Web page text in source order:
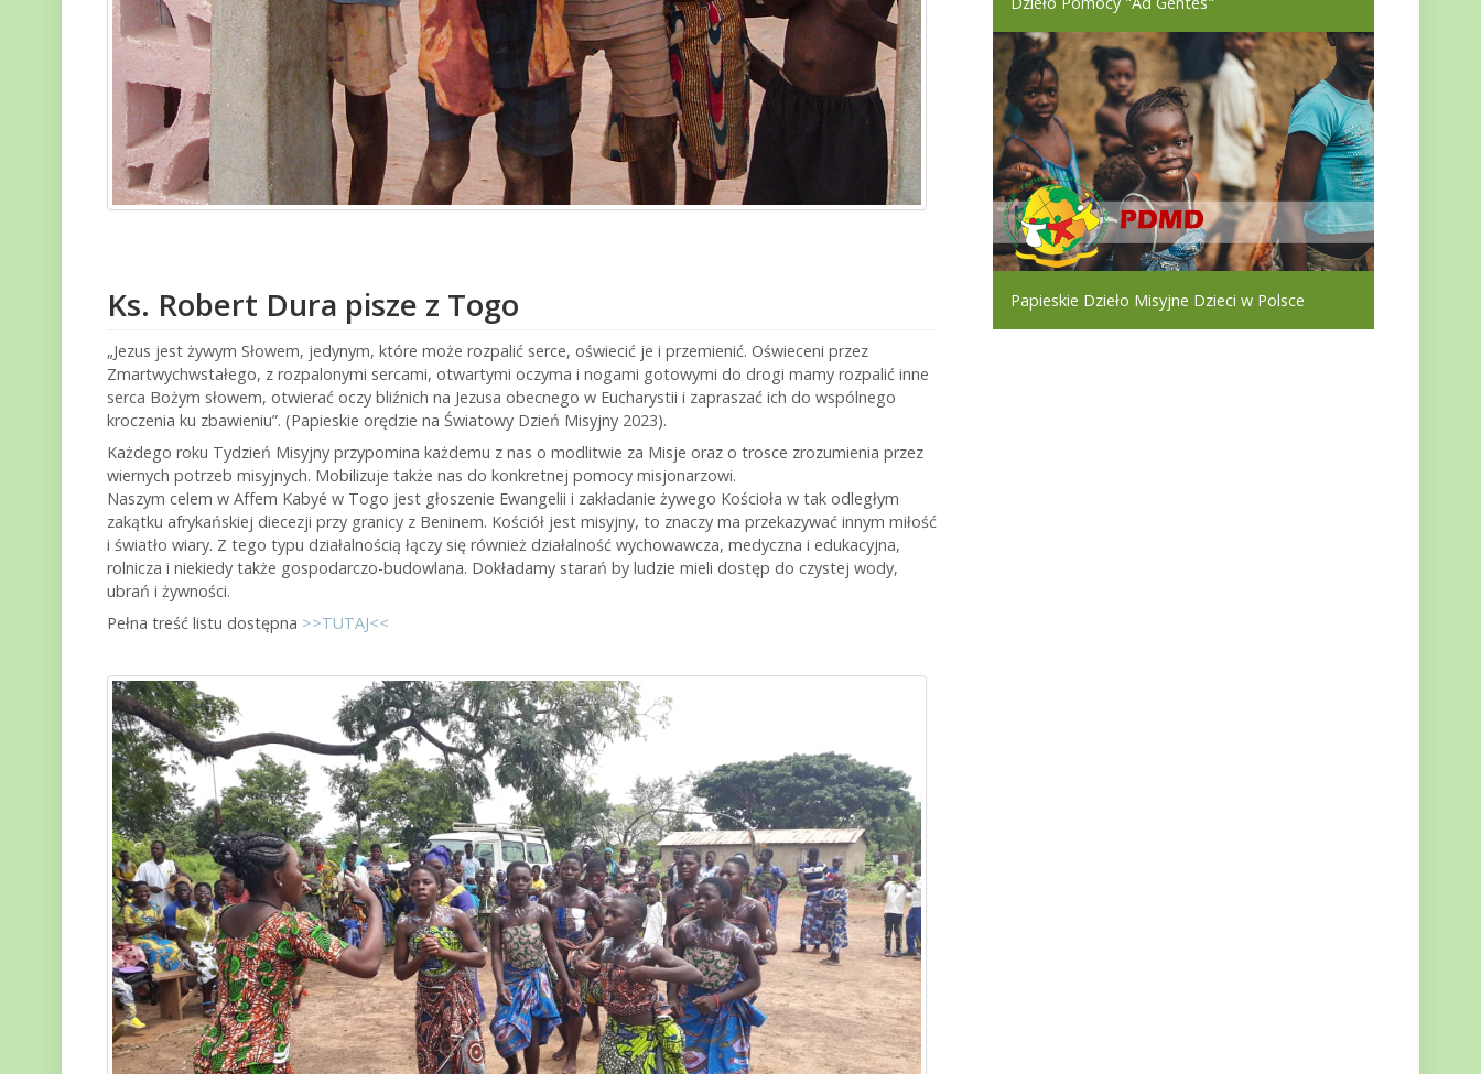
Ks. Robert Dura pisze z Togo
„Jezus jest żywym Słowem, jedynym, które może rozpalić serce, oświecić je i przemienić. Oświeceni przez
Zmartwychwstałego, z rozpalonymi sercami, otwartymi oczyma i nogami gotowymi do drogi mamy rozpalić inne
serca Bożym słowem, otwierać oczy bliźnich na Jezusa obecnego w Eucharystii i zapraszać ich do wspólnego
kroczenia ku zbawieniu”. (Papieskie orędzie na Światowy Dzień Misyjny 2023).
Każdego roku Tydzień Misyjny przypomina każdemu z nas o modlitwie za Misje oraz o trosce zrozumienia przez
wiernych potrzeb misyjnych. Mobilizuje także nas do konkretnej pomocy misjonarzowi.
Naszym celem w Affem Kabyé w Togo jest głoszenie Ewangelii i zakładanie żywego Kościoła w tak odległym
zakątku afrykańskiej diecezji przy granicy z Beninem. Kościół jest misyjny, to znaczy ma przekazywać innym miłość
i światło wiary. Z tego typu działalnością łączy się również działalność wychowawcza, medyczna i edukacyjna,
rolnicza i niekiedy także gospodarczo-budowlana. Dokładamy starań by ludzie mieli dostęp do czystej wody,
ubrań i żywności.
Pełna treść listu dostępna >>TUTAJ<<
Papieskie Dzieło Misyjne Dzieci w Polsce